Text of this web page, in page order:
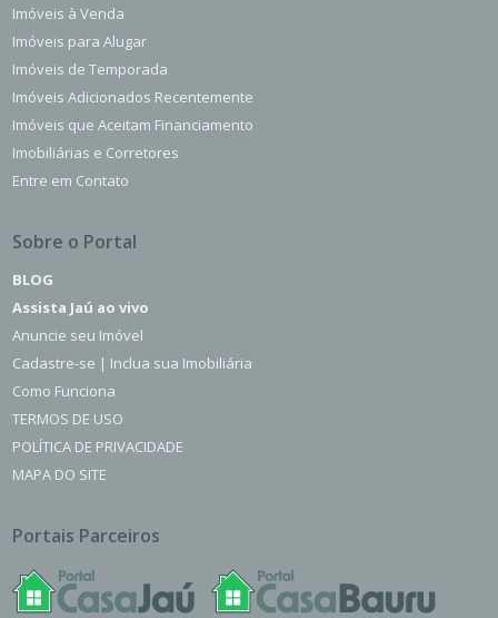
Imóveis à Venda
Imóveis para Alugar
Imóveis de Temporada
Imóveis Adicionados Recentemente
Imóveis que Aceitam Financiamento
Imobiliárias e Corretores
Entre em Contato
Sobre o Portal
BLOG
Assista Jaú ao vivo
Anuncie seu Imóvel
Cadastre-se | Inclua sua Imobiliária
Como Funciona
TERMOS DE USO
POLÍTICA DE PRIVACIDADE
MAPA DO SITE
Portais Parceiros